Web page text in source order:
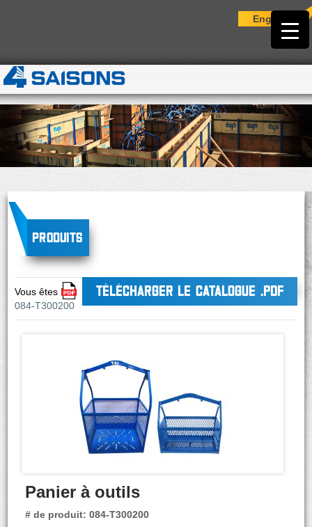
English
Produits
TÉLÉCHARGER LE CATALOGUE .PDF
Vous êtes ici :
084-T300200
Panier à outils
# de produit: 084-T300200